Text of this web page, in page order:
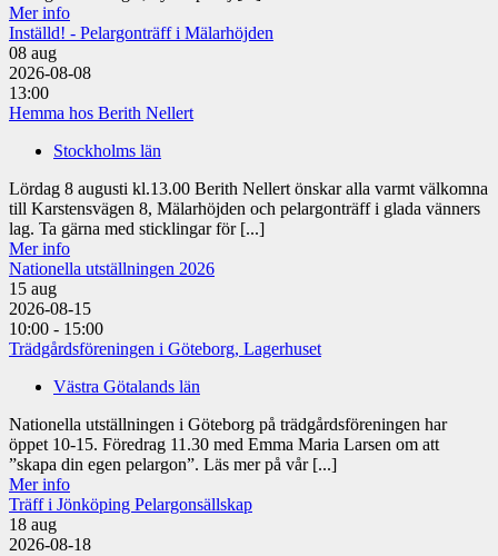
Mer info
Inställd! - Pelargonträff i Mälarhöjden
08 aug
2026-08-08
13:00
Hemma hos Berith Nellert
Stockholms län
Lördag 8 augusti kl.13.00 Berith Nellert önskar alla varmt välkomna
till Karstensvägen 8, Mälarhöjden och pelargonträff i glada vänners
lag. Ta gärna med sticklingar för [...]
Mer info
Nationella utställningen 2026
15 aug
2026-08-15
10:00 - 15:00
Trädgårdsföreningen i Göteborg, Lagerhuset
Västra Götalands län
Nationella utställningen i Göteborg på trädgårdsföreningen har
öppet 10-15. Föredrag 11.30 med Emma Maria Larsen om att
”skapa din egen pelargon”. Läs mer på vår [...]
Mer info
Träff i Jönköping Pelargonsällskap
18 aug
2026-08-18